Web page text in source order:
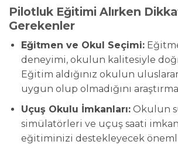
Pilotluk Eğitimi Alırken
Gerekenler
Eğitmen ve Okul Seçimi:
deneyimi, okulun kalitesiyle
Eğitim aldığınız okulun
uygun olup olmadığını
Uçuş Okulu İmkanları:Okulun
simülatörleri ve uçuş saati
eğitiminizi destekleyecek